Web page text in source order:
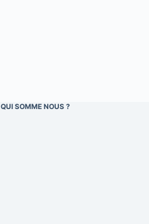
QUI SOMME NOUS ?